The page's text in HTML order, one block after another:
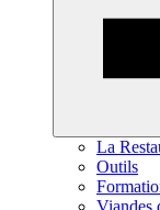
La
Outils
Viandes